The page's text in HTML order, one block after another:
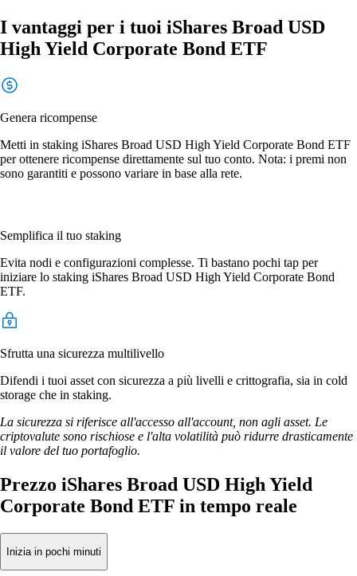
I vantaggi per i tuoi iShares Broad USD
High Yield Corporate Bond ETF
Genera ricompense
Metti in staking iShares Broad USD High Yield Corporate Bond ETF
per ottenere ricompense direttamente sul tuo conto. Nota: i premi non
sono garantiti e possono variare in base alla rete.
Semplifica il tuo staking
Evita nodi e configurazioni complesse. Ti bastano pochi tap per
iniziare lo staking iShares Broad USD High Yield Corporate Bond
ETF.
Sfrutta una sicurezza multilivello
Difendi i tuoi asset con sicurezza a più livelli e crittografia, sia in cold
storage che in staking.
La sicurezza si riferisce all'accesso all'account, non agli asset. Le
criptovalute sono rischiose e l'alta volatilità può ridurre drasticamente
il valore del tuo portafoglio.
Prezzo iShares Broad USD High Yield
Corporate Bond ETF in tempo reale
Inizia in pochi minuti